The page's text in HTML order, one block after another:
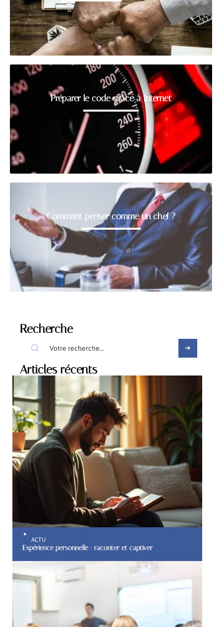
Préparer le code grâce à Internet
Comment penser comme un chef ?
Recherche
Articles récents
ACTU
Expérience personnelle : raconter et captiver